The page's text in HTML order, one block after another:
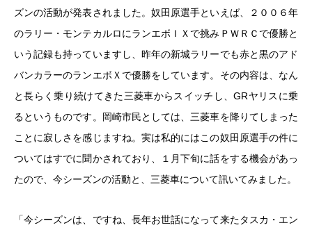
ズンの活動が発表されました。奴田原選手といえば、２００６年
のラリー・モンテカルロにランエボＩＸで挑みＰＷＲＣで優勝と
いう記録も持っていますし、昨年の新城ラリーでも赤と黒のアド
バンカラーのランエボＸで優勝をしています。その内容は、なん
と長らく乗り続けてきた三菱車からスイッチし、GRヤリスに乗
るというものです。岡崎市民としては、三菱車を降りてしまった
ことに寂しさを感じますね。実は私的にはこの奴田原選手の件に
ついてはすでに聞かされており、１月下旬に話をする機会があっ
たので、今シーズンの活動と、三菱車について訊いてみました。
「今シーズンは、ですね、長年お世話になって来たタスカ・エン